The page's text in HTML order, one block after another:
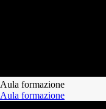
Aula formazione
Aula formazione